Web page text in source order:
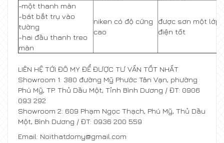
-một thanh màn
-bát bắt trụ vào
tường
-hai đầu thanh treo
màn
niken có độ cứng
cao
được sơn một lớp
điện tốt
LIÊN HỆ TỚI ĐÔ MY ĐỂ ĐƯỢC TƯ VẤN TỐT NHẤT
Showroom 1: 380 đường Mỹ Phước Tân Vạn, phường
Phú Mỹ, TP. Thủ Dầu Một, Tỉnh Bình Dương / ĐT: 0906
093 292
Showroom 2: 609 Phạm Ngọc Thạch, Phú Mỹ, Thủ Dầu
Một, Bình Dương / ĐT: 0936 200 559
Email: Noithatdomy@gmail.com